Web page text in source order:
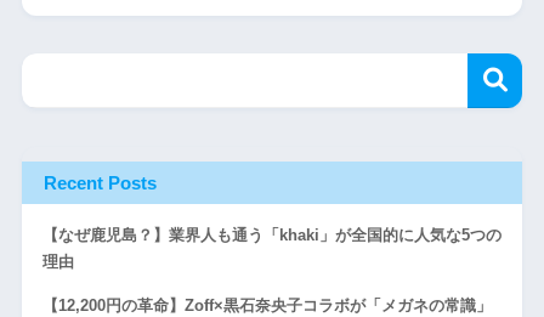
Recent Posts
【なぜ鹿児島？】業界人も通う「khaki」が全国的に人気な5つの
理由
【12,200円の革命】Zoff×黒石奈央子コラボが「メガネの常識」